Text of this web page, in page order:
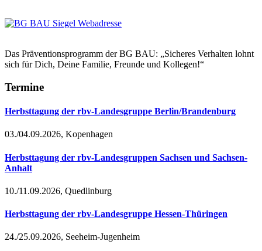
Das Präventionsprogramm der BG BAU: „Sicheres Verhalten lohnt
sich für Dich, Deine Familie, Freunde und Kollegen!“
Termine
Herbsttagung der rbv-Landesgruppe Berlin/Brandenburg
03./04.09.2026, Kopenhagen
Herbsttagung der rbv-Landesgruppen Sachsen und Sachsen-
Anhalt
10./11.09.2026, Quedlinburg
Herbsttagung der rbv-Landesgruppe Hessen-Thüringen
24./25.09.2026, Seeheim-Jugenheim